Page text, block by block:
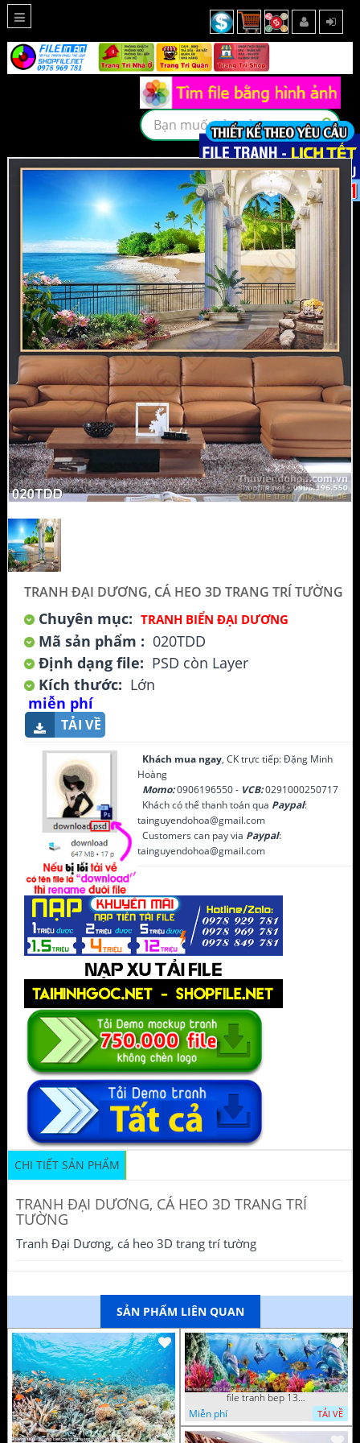
TRANH ĐẠI DƯƠNG, CÁ HEO 3D TRANG TRÍ TƯỜNG
Chuyên mục: TRANH BIỂN ĐẠI DƯƠNG
Mã sản phẩm : 020TDD
Định dạng file: PSD còn Layer
Kích thước: Lớn
miễn phí
TẢI VỀ
Khách mua ngay, CK trực tiếp: Đặng Minh
Hoàng
Momo:0906196550 - VCB:0291000250717
Khách có thể thanh toán qua Paypal:
tainguyendohoa@gmail.com
Customers can pay via Paypal:
tainguyendohoa@gmail.com
CHI TIẾT SẢN PHẨM
TRANH ĐẠI DƯƠNG, CÁ HEO 3D TRANG TRÍ
TƯỜNG
Tranh Đại Dương, cá heo 3D trang trí tường
SẢN PHẨM LIÊN QUAN
file tranh bep 13 9 2022 decor phong bep
Miễn phí
TẢI VỀ